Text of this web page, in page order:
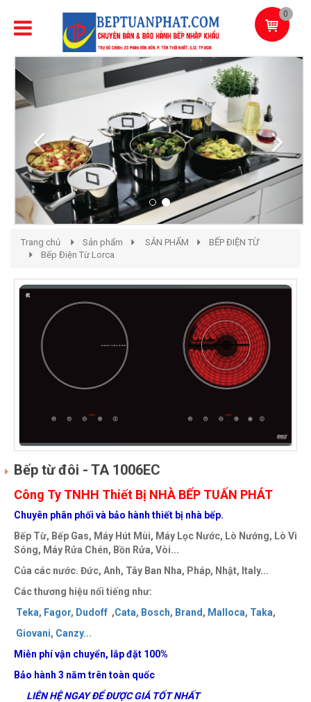
0
Previous
Trang chủ Sản phẩm SẢN PHẨM
BẾP ĐIỆN TỪ
Bếp Điện Từ Lorca
Bếp từ đôi - TA 1006EC
Công Ty TNHH Thiết Bị NHÀ BẾP TUẤN PHÁT
Chuyên phân phối và bảo hành thiết bị nhà bếp.
Bếp Từ, Bếp Gas, Máy Hút Mùi, Máy Lọc Nước, Lò Nướng, Lò Vi
Sóng, Máy Rửa Chén, Bồn Rửa, Vòi...
Của các nước. Đức, Anh, Tây Ban Nha, Pháp, Nhật, Italy...
Các thương hiệu nổi tiếng như:
Teka, Fagor, Dudoff ,Cata, Bosch, Brand , Malloca, Taka,
Giovani, Canzy...
Miễn phí vận chuyển, lắp đặt 100%
Bảo hành 3 năm trên toàn quốc
LIÊN HỆ NGAY ĐỂ ĐƯỢC GIÁ TỐT NHẤT